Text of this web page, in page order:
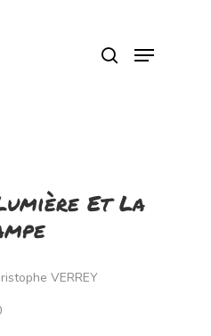
ou Echap
Et La
VERREY